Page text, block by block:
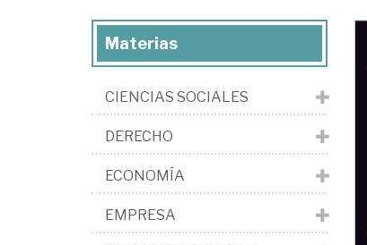
Materias
CIENCIAS SOCIALES
DERECHO
ECONOMÍA
EMPRESA